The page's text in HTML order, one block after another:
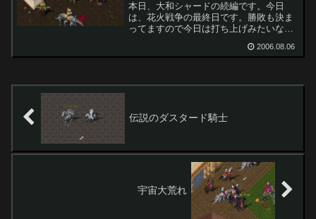
本日、大和シャードの続編です。今日
は、花火戦争の最終日です。勝敗も決ま
ってますので今日は打ち上げみたいなも
ているようなので記念に参加してみるこ
2006.08.06
伝説のダスタード騎士
宇宙大荒れ